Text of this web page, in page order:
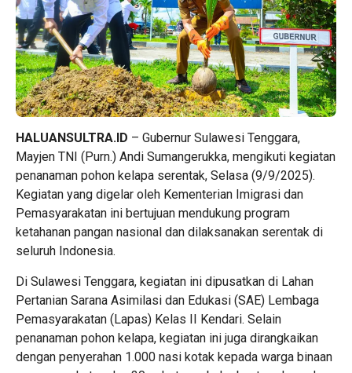
HALUANSULTRA.ID – Gubernur Sulawesi Tenggara,
Mayjen TNI (Purn.) Andi Sumangerukka, mengikuti kegiatan
penanaman pohon kelapa serentak, Selasa (9/9/2025).
Kegiatan yang digelar oleh Kementerian Imigrasi dan
Pemasyarakatan ini bertujuan mendukung program
ketahanan pangan nasional dan dilaksanakan serentak di
seluruh Indonesia.
Di Sulawesi Tenggara, kegiatan ini dipusatkan di Lahan
Pertanian Sarana Asimilasi dan Edukasi (SAE) Lembaga
Pemasyarakatan (Lapas) Kelas II Kendari. Selain
penanaman pohon kelapa, kegiatan ini juga dirangkaikan
dengan penyerahan 1.000 nasi kotak kepada warga binaan